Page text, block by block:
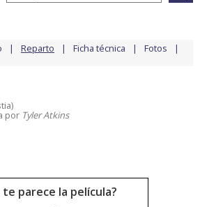
Reparto Ficha técnica Fotos
por Tyler Atkins
te parece la película?